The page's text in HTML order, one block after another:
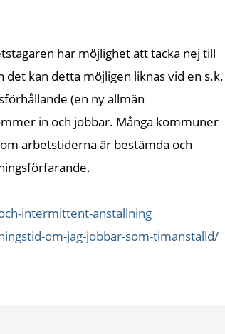
har möjlighet att tacka nej till
kan detta möjligen liknas vid en s.k.
(en ny allmän
in och jobbar. Många kommuner
arbetstiderna är bestämda och
intermittent-anstallning
om-jag-jobbar-som-timanstalld/